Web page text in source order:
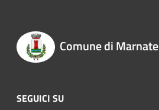
Comune di Marnate
SEGUICI SU